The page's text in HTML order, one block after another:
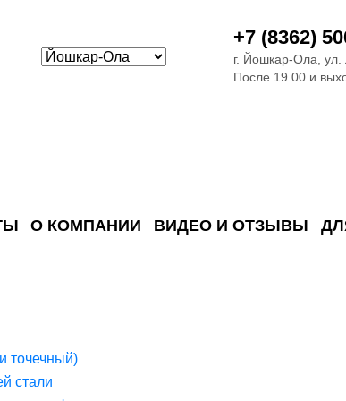
+7 (8362)
г. Йошкар-Ола, ул.
После 19.00 и
О КОМПАНИИ ВИДЕО И ОТЗЫВЫ
точечный)
стали